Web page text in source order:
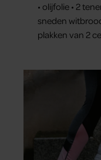
• olijfolie • 2
sneden
plakken van 2